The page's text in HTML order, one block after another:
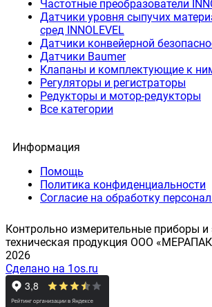
Частотные преобразователи
Датчики уровня сыпучих
сред INNOLEVEL
Датчики конвейерной
Датчики Baumer
Клапаны и комплектующие к
Регуляторы и регистраторы
Редукторы и мотор-редукторы
Все категории
Информация
Помощь
Политика конфиденциальности
Согласие на обработку
Контрольно измерительные приборы и
техническая продукция ООО
2026
Сделано на 1os.ru